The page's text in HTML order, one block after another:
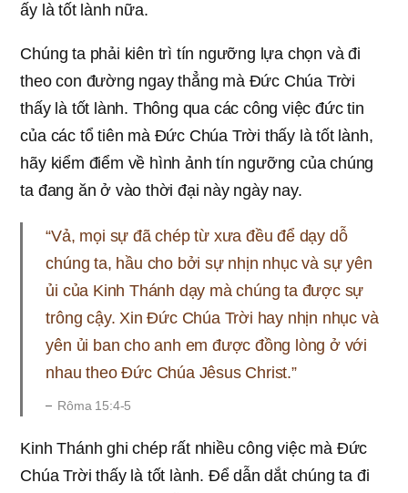
ấy là tốt lành nữa.
Chúng ta phải kiên trì tín ngưỡng lựa chọn và đi
theo con đường ngay thẳng mà Đức Chúa Trời
thấy là tốt lành. Thông qua các công việc đức tin
của các tổ tiên mà Đức Chúa Trời thấy là tốt lành,
hãy kiểm điểm về hình ảnh tín ngưỡng của chúng
ta đang ăn ở vào thời đại này ngày nay.
“Vả, mọi sự đã chép từ xưa đều để dạy dỗ
chúng ta, hầu cho bởi sự nhịn nhục và sự yên
ủi của Kinh Thánh dạy mà chúng ta được sự
trông cậy. Xin Đức Chúa Trời hay nhịn nhục và
yên ủi ban cho anh em được đồng lòng ở với
nhau theo Đức Chúa Jêsus Christ.”
Rôma 15:4-5
Kinh Thánh ghi chép rất nhiều công việc mà Đức
Chúa Trời thấy là tốt lành. Để dẫn dắt chúng ta đi